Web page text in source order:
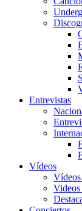
Entrevistas
Vídeos